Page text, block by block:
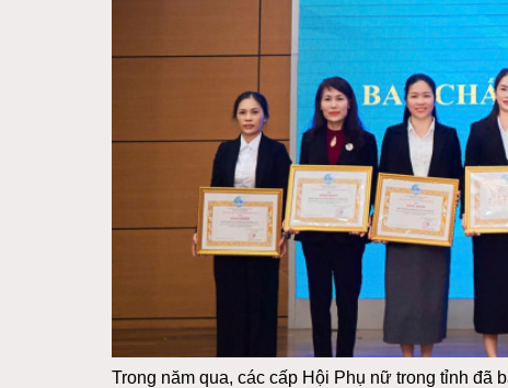
Trong năm qua, các cấp Hội Phụ nữ trong tỉnh đã